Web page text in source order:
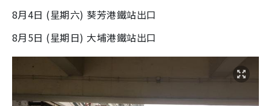
8月4日 (星期六) 葵芳港鐵站出口
8月5日 (星期日) 大埔港鐵站出口